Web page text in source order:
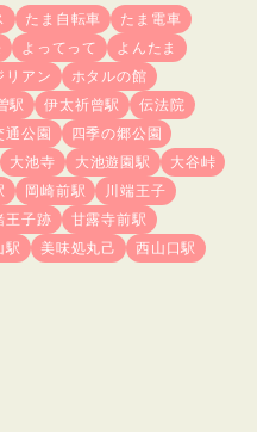
たま自転車
たま電車
よってって
よんたま
リアン
ホタルの館
駅 伊太祈曾駅
伝法院
通公園
四季の郷公園
大池寺 大池遊園駅
大谷峠
岡崎前駅
川端王子
王子跡
甘露寺前駅
駅 美味処丸己
西山口駅